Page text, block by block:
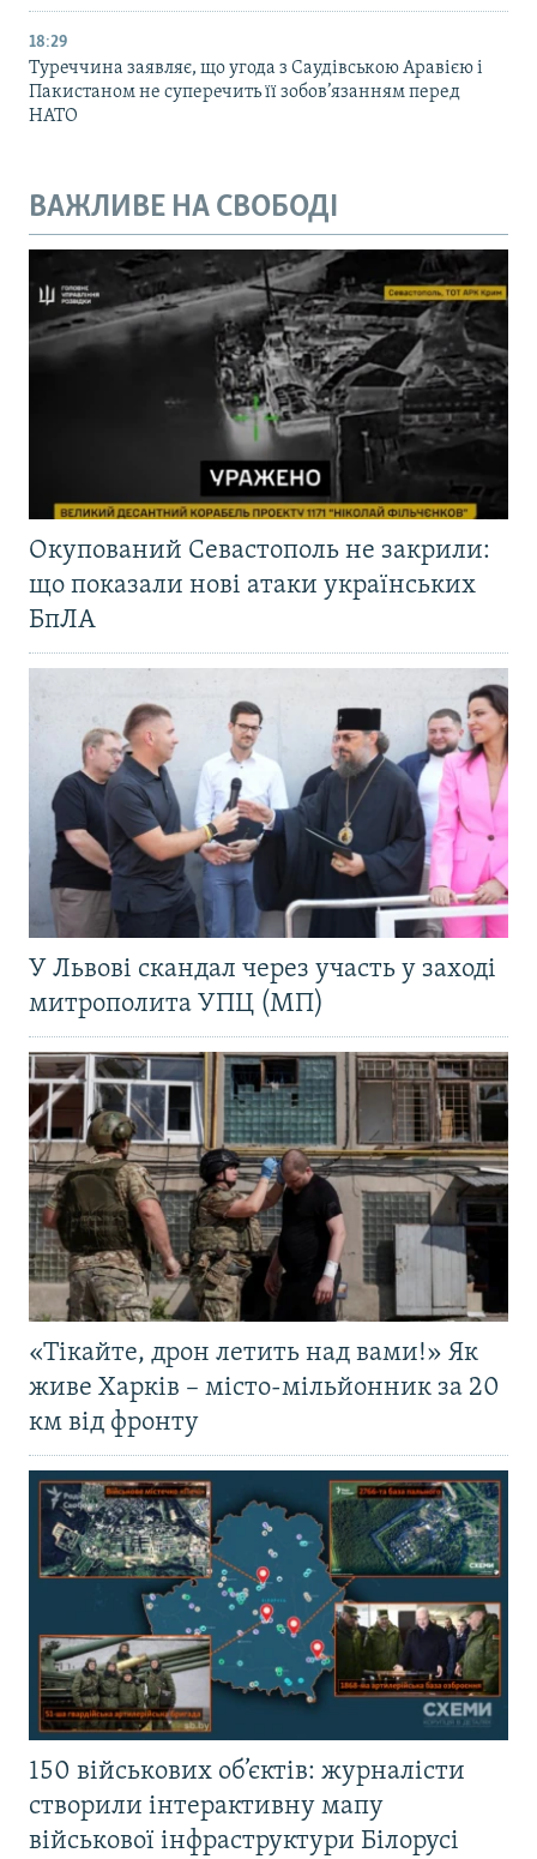
18:29
Туреччина заявляє, що угода з Саудівською Аравією і
Пакистаном не суперечить її зобов’язанням перед
НАТО
ВАЖЛИВЕ НА СВОБОДІ
Окупований Севастополь не закрили:
що показали нові атаки українських
БпЛА
У Львові скандал через участь у заході
митрополита УПЦ (МП)
«Тікайте, дрон летить над вами!» Як
живе Харків – місто-мільйонник за 20
км від фронту
150 військових об’єктів: журналісти
створили інтерактивну мапу
військової інфраструктури Білорусі